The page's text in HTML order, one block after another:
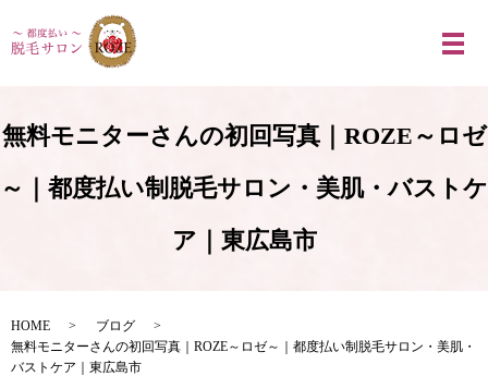
メ
無料モニターさんの初回写真｜ROZE～ロゼ
～｜都度払い制脱毛サロン・美肌・バストケ
ア｜東広島市
HOME
ブログ
無料モニターさんの初回写真｜ROZE～ロゼ～｜都度払い制脱毛サロン・美肌・
バストケア｜東広島市